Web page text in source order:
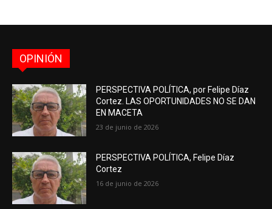
OPINIÓN
PERSPECTIVA POLÍTICA, por Felipe Díaz
Cortez. LAS OPORTUNIDADES NO SE DAN
EN MACETA
23 de junio de 2026
PERSPECTIVA POLÍTICA, Felipe Díaz
Cortez
16 de junio de 2026